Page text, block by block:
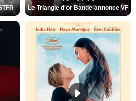
Le Triangle d'or Bande-annonce VF